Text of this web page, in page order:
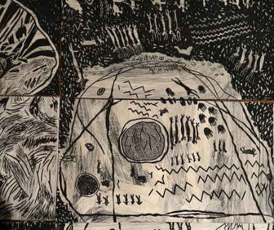
Configuración de cookies
Universidad de los Andes | Vigilada Mineducación.
Reconocimiento como universidad: Decreto 1297 del 30
de mayo de 1964. Reconocimiento de personería jurídica:
Resolución 28 del 23 de febrero de 1949, Minjusticia.
Acreditación institucional de alta calidad, 10 años:
Resolución 000194 del 16 de enero del 2025.
Ext. 2626
Posgrados
Ext. 4925
Educación
Continua
Ext. 4795